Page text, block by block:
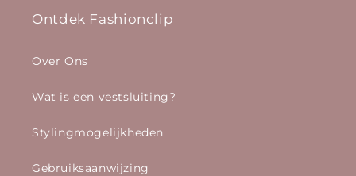
Ontdek Fashionclip
Over Ons
Wat is een vestsluiting?
Stylingmogelijkheden
Gebruiksaanwijzing